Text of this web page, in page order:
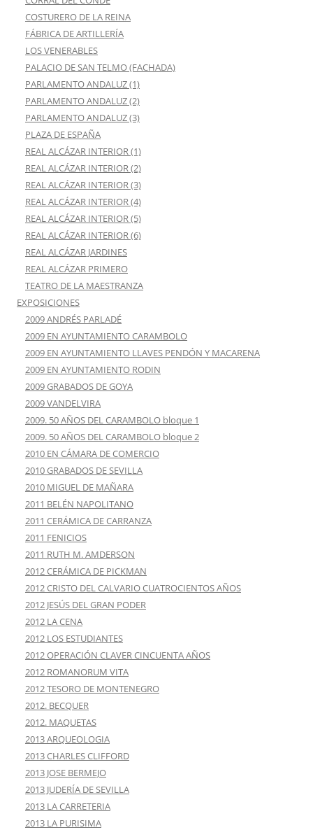
COSTURERO DE LA REINA
FÁBRICA DE ARTILLERÍA
LOS VENERABLES
PALACIO DE SAN TELMO (FACHADA)
PARLAMENTO ANDALUZ (1)
PARLAMENTO ANDALUZ (2)
PARLAMENTO ANDALUZ (3)
PLAZA DE ESPAÑA
REAL ALCÁZAR INTERIOR (1)
REAL ALCÁZAR INTERIOR (2)
REAL ALCÁZAR INTERIOR (3)
REAL ALCÁZAR INTERIOR (4)
REAL ALCÁZAR INTERIOR (5)
REAL ALCÁZAR INTERIOR (6)
REAL ALCÁZAR JARDINES
REAL ALCÁZAR PRIMERO
TEATRO DE LA MAESTRANZA
EXPOSICIONES
2009 ANDRÉS PARLADÉ
2009 EN AYUNTAMIENTO CARAMBOLO
2009 EN AYUNTAMIENTO LLAVES PENDÓN Y MACARENA
2009 EN AYUNTAMIENTO RODIN
2009 GRABADOS DE GOYA
2009 VANDELVIRA
2009. 50 AÑOS DEL CARAMBOLO bloque 1
2009. 50 AÑOS DEL CARAMBOLO bloque 2
2010 EN CÁMARA DE COMERCIO
2010 GRABADOS DE SEVILLA
2010 MIGUEL DE MAÑARA
2011 BELÉN NAPOLITANO
2011 CERÁMICA DE CARRANZA
2011 FENICIOS
2011 RUTH M. AMDERSON
2012 CERÁMICA DE PICKMAN
2012 CRISTO DEL CALVARIO CUATROCIENTOS AÑOS
2012 JESÚS DEL GRAN PODER
2012 LA CENA
2012 LOS ESTUDIANTES
2012 OPERACIÓN CLAVER CINCUENTA AÑOS
2012 ROMANORUM VITA
2012 TESORO DE MONTENEGRO
2012. BECQUER
2012. MAQUETAS
2013 ARQUEOLOGIA
2013 CHARLES CLIFFORD
2013 JOSE BERMEJO
2013 JUDERÍA DE SEVILLA
2013 LA CARRETERIA
2013 LA PURISIMA